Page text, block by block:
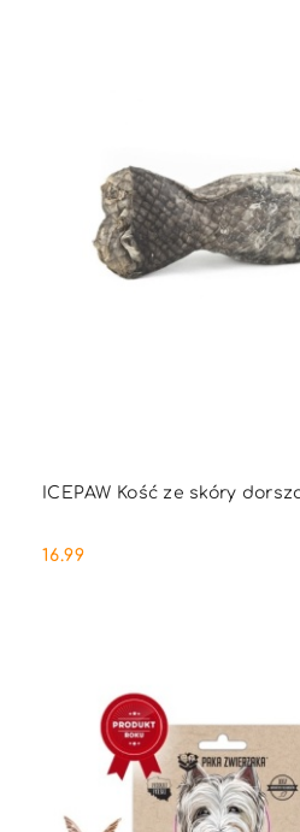
ICEPAW Kość ze skóry
Cena:
16.99
PRODUKT